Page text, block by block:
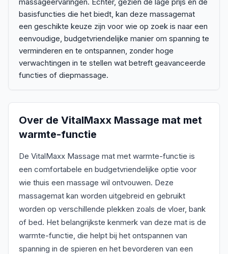
basisfuncties die het biedt, kan deze massagemat
een geschikte keuze zijn voor wie op zoek is naar een
eenvoudige, budgetvriendelijke manier om spanning te
verminderen en te ontspannen, zonder hoge
verwachtingen in te stellen wat betreft geavanceerde
functies of diepmassage.
Over de VitalMaxx Massage mat met
warmte-functie
De VitalMaxx Massage mat met warmte-functie is
een comfortabele en budgetvriendelijke optie voor
wie thuis een massage wil ontvouwen. Deze
massagemat kan worden uitgebreid en gebruikt
worden op verschillende plekken zoals de vloer, bank
of bed. Het belangrijkste kenmerk van deze mat is de
warmte-functie, die helpt bij het ontspannen van
spanning in de spieren en het bevorderen van een